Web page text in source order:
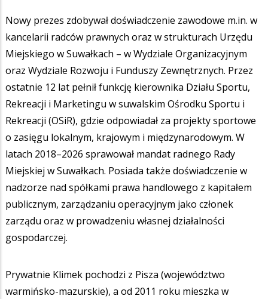
Nowy prezes zdobywał doświadczenie zawodowe m.in. w
kancelarii radców prawnych oraz w strukturach Urzędu
Miejskiego w Suwałkach – w Wydziale Organizacyjnym
oraz Wydziale Rozwoju i Funduszy Zewnętrznych. Przez
ostatnie 12 lat pełnił funkcję kierownika Działu Sportu,
Rekreacji i Marketingu w suwalskim Ośrodku Sportu i
Rekreacji (OSiR), gdzie odpowiadał za projekty sportowe
o zasięgu lokalnym, krajowym i międzynarodowym. W
latach 2018–2026 sprawował mandat radnego Rady
Miejskiej w Suwałkach. Posiada także doświadczenie w
nadzorze nad spółkami prawa handlowego z kapitałem
publicznym, zarządzaniu operacyjnym jako członek
zarządu oraz w prowadzeniu własnej działalności
gospodarczej.
Prywatnie Klimek pochodzi z Pisza (województwo
warmińsko-mazurskie), a od 2011 roku mieszka w